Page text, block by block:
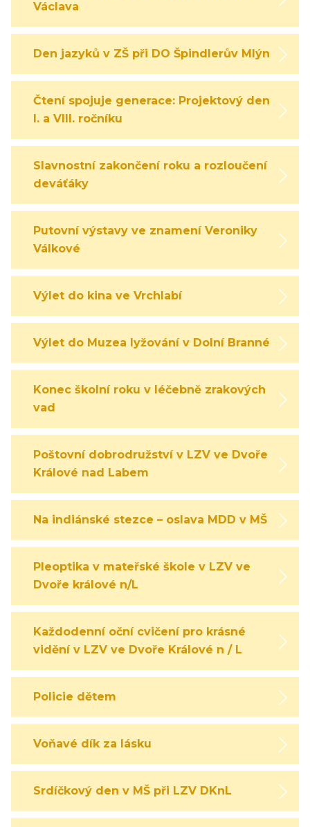
Václava
Den jazyků v ZŠ při DO Špindlerův Mlýn
Čtení spojuje generace: Projektový den
I. a VIII. ročníku
Slavnostní zakončení roku a rozloučení s
deváťáky
Putovní výstavy ve znamení Veroniky
Válkové
Výlet do kina ve Vrchlabí
Výlet do Muzea lyžování v Dolní Branné
Konec školní roku v léčebně zrakových
vad
Poštovní dobrodružství v LZV ve Dvoře
Králové nad Labem
Na indiánské stezce – oslava MDD v MŠ
Pleoptika v mateřské škole v LZV ve
Dvoře králové n/L
Každodenní oční cvičení pro krásné
vidění v LZV ve Dvoře Králové n / L
Policie dětem
Voňavé dík za lásku
Srdíčkový den v MŠ při LZV DKnL